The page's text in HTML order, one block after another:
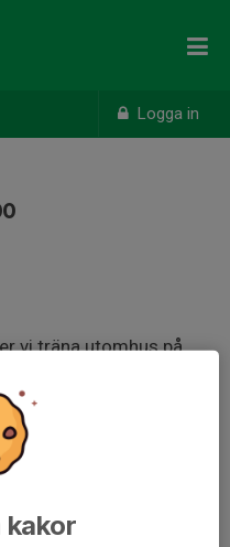
Logga in
vi träna utomhus på
vattenflaska och ett
kakor